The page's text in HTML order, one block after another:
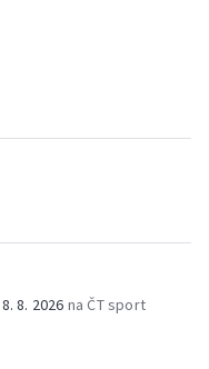
8. 8. 2026 na ČT sport